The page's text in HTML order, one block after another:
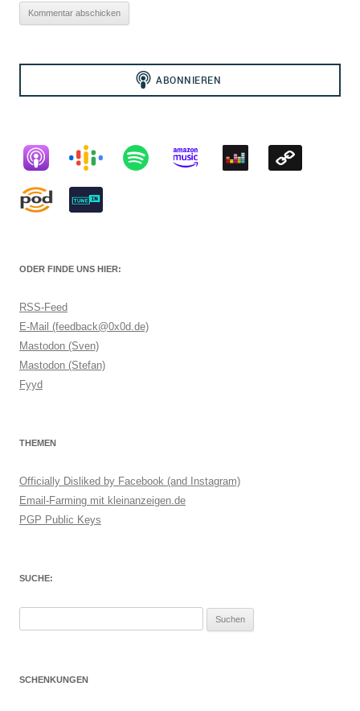
ODER FINDE UNS HIER:
RSS-Feed
E-Mail (feedback@0x0d.de)
Mastodon (Sven)
Mastodon (Stefan)
Fyyd
THEMEN
Officially Disliked by Facebook (and Instagram)
Email-Farming mit kleinanzeigen.de
PGP Public Keys
SUCHE:
SCHENKUNGEN